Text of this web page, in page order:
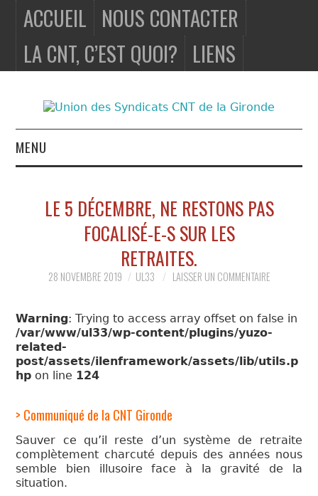
ACCUEIL NOUS CONTACTER
LA CNT, C’EST QUOI? LIENS
MENU
NOUS
CONTACTER
LA CNT, C’EST
QUOI?
LIENS
LE 5 DÉCEMBRE, NE RESTONS PAS
FOCALISÉ-E-S SUR LES
RETRAITES.
28 NOVEMBRE 2019 UL33 LAISSER UN COMMENTAIRE
Warning: Trying to access array offset on false in
/var/www/ul33/wp-content/plugins/yuzo-
related-
post/assets/ilenframework/assets/lib/utils.p
hp on line 124
> Communiqué de la CNT Gironde
Sauver ce qu’il reste d’un système de retraite
complètement charcuté depuis des années nous
semble bien illusoire face à la gravité de la
situation.